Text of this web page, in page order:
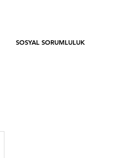
SOSYAL SORUMLULUK